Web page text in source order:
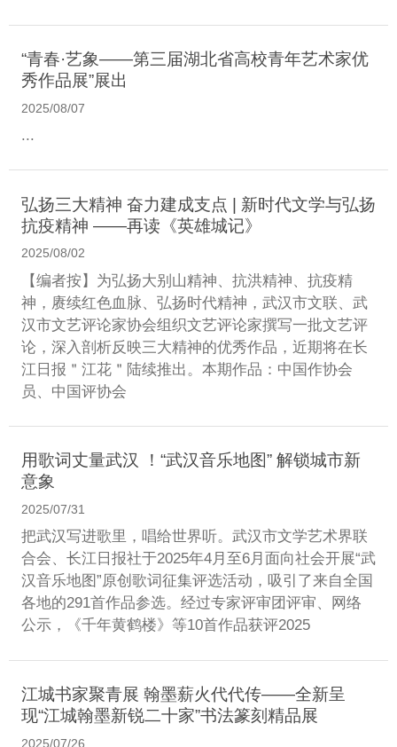
“青春·艺象——第三届湖北省高校青年艺术家优
秀作品展”展出
2025/08/07
...
弘扬三大精神 奋力建成支点 | 新时代文学与弘扬
抗疫精神 ——再读《英雄城记》
2025/08/02
【编者按】为弘扬大别山精神、抗洪精神、抗疫精
神，赓续红色血脉、弘扬时代精神，武汉市文联、武
汉市文艺评论家协会组织文艺评论家撰写一批文艺评
论，深入剖析反映三大精神的优秀作品，近期将在长
江日报＂江花＂陆续推出。本期作品：中国作协会
员、中国评协会
用歌词丈量武汉 ！“武汉音乐地图” 解锁城市新
意象
2025/07/31
把武汉写进歌里，唱给世界听。武汉市文学艺术界联
合会、长江日报社于2025年4月至6月面向社会开展“武
汉音乐地图”原创歌词征集评选活动，吸引了来自全国
各地的291首作品参选。经过专家评审团评审、网络
公示，《千年黄鹤楼》等10首作品获评2025
江城书家聚青展 翰墨薪火代代传——全新呈
现“江城翰墨新锐二十家”书法篆刻精品展
2025/07/26